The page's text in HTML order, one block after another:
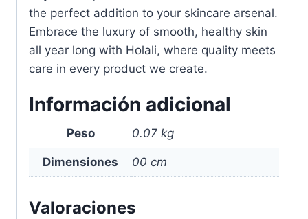
the perfect addition to your skincare arsenal.
Embrace the luxury of smooth, healthy skin
all year long with Holali, where quality meets
care in every product we create.
Información adicional
Peso 0.07 kg
Dimensiones 00 cm
Valoraciones